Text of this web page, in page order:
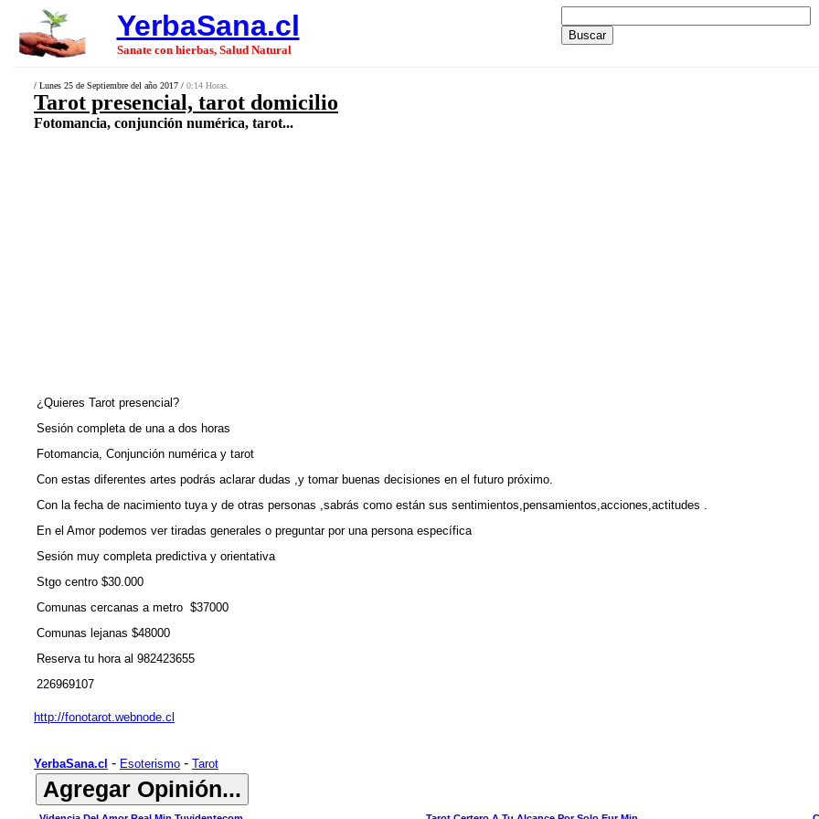
YerbaSana.cl
Sanate con hierbas, Salud Natural
/ Lunes 25 de Septiembre del año 2017 / 0:14 Horas.
Tarot presencial, tarot domicilio
Fotomancia, conjunción numérica, tarot...
¿Quieres Tarot presencial?
Sesión completa de una a dos horas
Fotomancia, Conjunción numérica y tarot
Con estas diferentes artes podrás aclarar dudas ,y tomar buenas decisiones en el futuro próximo.
Con la fecha de nacimiento tuya y de otras personas ,sabrás como están sus sentimientos,pensamientos,acciones,actitudes .
En el Amor podemos ver tiradas generales o preguntar por una persona específica
Sesión muy completa predictiva y orientativa
Stgo centro $30.000
Comunas cercanas a metro $37000
Comunas lejanas $48000
Reserva tu hora al 982423655
226969107
http://fonotarot.webnode.cl
YerbaSana.cl - Esoterismo - Tarot